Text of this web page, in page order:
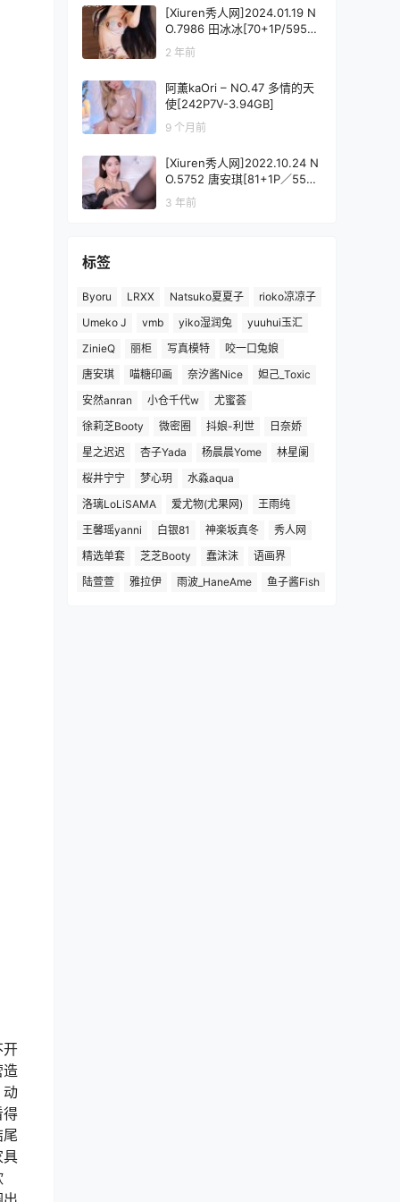
开
造
动
得
具
[Xiuren秀人网]2024.01.19 N
O.7986 田冰冰[70+1P/595M
2 年前
阿薰kaOri – NO.47 多情的天
使[242P7V-3.94GB]
9 个月前
[Xiuren秀人网]2022.10.24 N
O.5752 唐安琪[81+1P／555
MB]
3 年前
标签
Byoru LRXX Natsuko夏夏子
rioko凉凉子
Umeko J
vmb yiko湿润兔
yuuhui玉汇
ZinieQ
丽柜 写真模特
咬一口兔娘
唐安琪
喵糖印画 奈汐酱Nice
妲己_Toxic
安然anran
小仓千代w
尤蜜荟
徐莉芝Booty
微密圈 抖娘-利世
日奈娇
星之迟迟
杏子Yada 杨晨晨Yome
林星阑
桜井宁宁
梦心玥
水淼aqua
洛璃LoLiSAMA
爱尤物(尤果网)
王雨纯
王馨瑶yanni
白银81 神楽坂真冬
秀人网
精选单套
芝芝Booty 蠢沫沫
语画界
陆萱萱
雅拉伊 雨波_HaneAme 鱼子酱Fish